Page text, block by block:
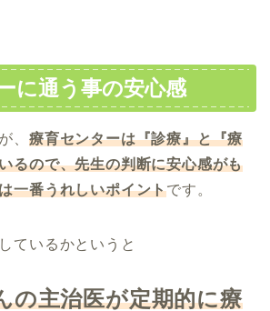
に通う事の安心感
、 療育センターは『診療』と『療
るので、先生の判断に安心感がも
一番うれしいポイントです。
ているかというと
の主治医が定期的に療